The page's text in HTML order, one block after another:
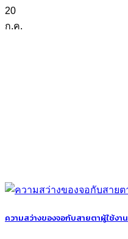
20
ก.ค.
ความสว่างของจอกับสายตาผู้ใช้งาน